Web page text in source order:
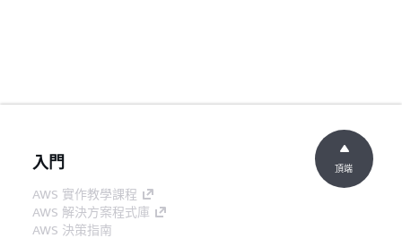
入門
AWS 實作教學課程
AWS 解決方案程式庫
AWS 決策指南
頂端